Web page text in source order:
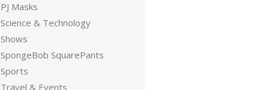
PJ Masks
Science & Technology
Shows
SpongeBob SquarePants
Sports
Travel & Events